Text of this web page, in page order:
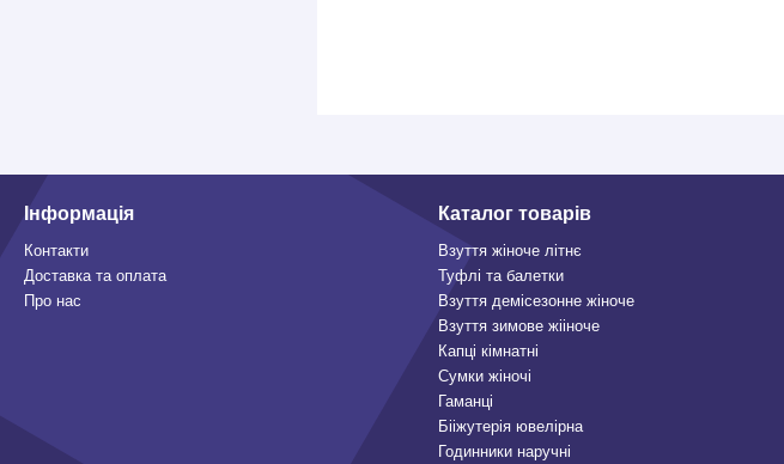
Інформація
Контакти
Доставка та оплата
Про нас
Каталог товарів
Взуття жіноче літнє
Туфлі та балетки
Взуття демісезонне жіноче
Взуття зимове жііноче
Капці кімнатні
Сумки жіночі
Гаманці
Бііжутерія ювелірна
Годинники наручні